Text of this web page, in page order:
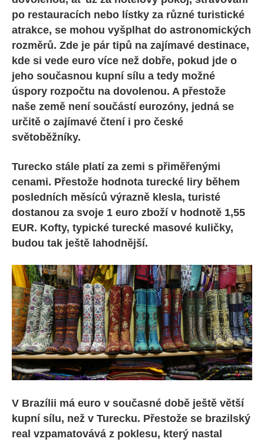
po restauracích nebo lístky za různé turistické
atrakce, se mohou vyšplhat do astronomických
rozměrů. Zde je pár tipů na zajímavé destinace,
kde si vede euro více než dobře, pokud jde o
jeho současnou kupní sílu a tedy možné
úspory rozpočtu na dovolenou. A přestože
naše země není součástí eurozóny, jedná se
určitě o zajímavé čtení i pro české
světoběžníky.
Turecko stále platí za zemi s přiměřenými
cenami. Přestože hodnota turecké liry během
posledních měsíců výrazně klesla, turisté
dostanou za svoje 1 euro zboží v hodnotě 1,55
EUR. Kofty, typické turecké masové kuličky,
budou tak ještě lahodnější.
V Brazílii má euro v současné době ještě větší
kupní sílu, než v Turecku. Přestože se brazilský
real vzpamatovává z poklesu, který nastal